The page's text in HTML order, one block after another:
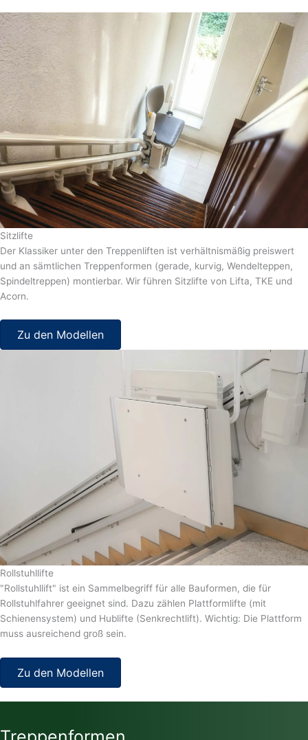
Sitzlifte
Der Klassiker unter den Treppenliften ist verhältnismäßig preiswert
und an sämtlichen Treppenformen (gerade, kurvig, Wendelteppen,
Spindeltreppen) montierbar. Wir führen Sitzlifte von Lifta, TKE und
Acorn.
Zu den Modellen
Rollstuhllifte
"Rollstuhllift" ist ein Sammelbegriff für alle Bauformen, die für
Rollstuhlfahrer geeignet sind. Dazu zählen Plattformlifte (mit
Schienensystem) und Hublifte (Senkrechtlift). Wichtig: Die Plattform
muss ausreichend groß sein.
Zu den Modellen